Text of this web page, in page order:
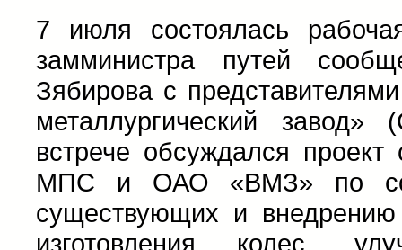
7 июля состоялась
замминистра путей
Зябирова с
металлургический
встрече обсуждался
МПС и ОАО «ВМЗ» по
существующих и внедрению
изготовления колес,